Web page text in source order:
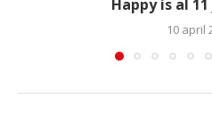
Happy is al
10 april